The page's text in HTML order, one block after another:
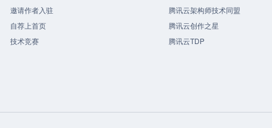
邀请作者入驻
自荐上首页
技术竞赛
腾讯云架构师技术同盟
腾讯云创作之星
腾讯云TDP